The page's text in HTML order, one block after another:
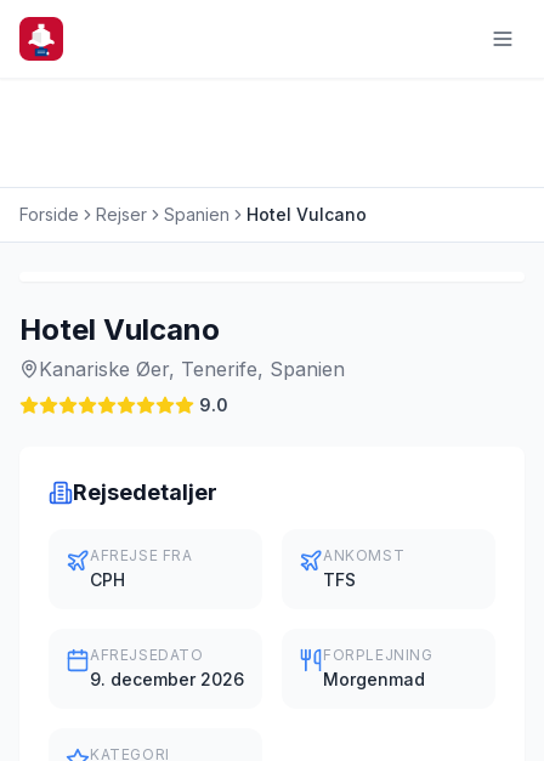
Forside Rejser Spanien Hotel Vulcano
Hotel Vulcano
Kanariske Øer, Tenerife, Spanien
9.0
Rejsedetaljer
AFREJSE FRA
CPH
ANKOMST
TFS
AFREJSEDATO
9. december 2026
FORPLEJNING
Morgenmad
KATEGORI